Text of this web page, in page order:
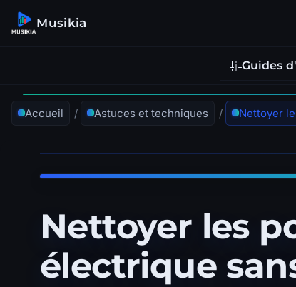
Musikia
Guides
Accueil / Astuces et techniques /
Nettoyer les
électrique